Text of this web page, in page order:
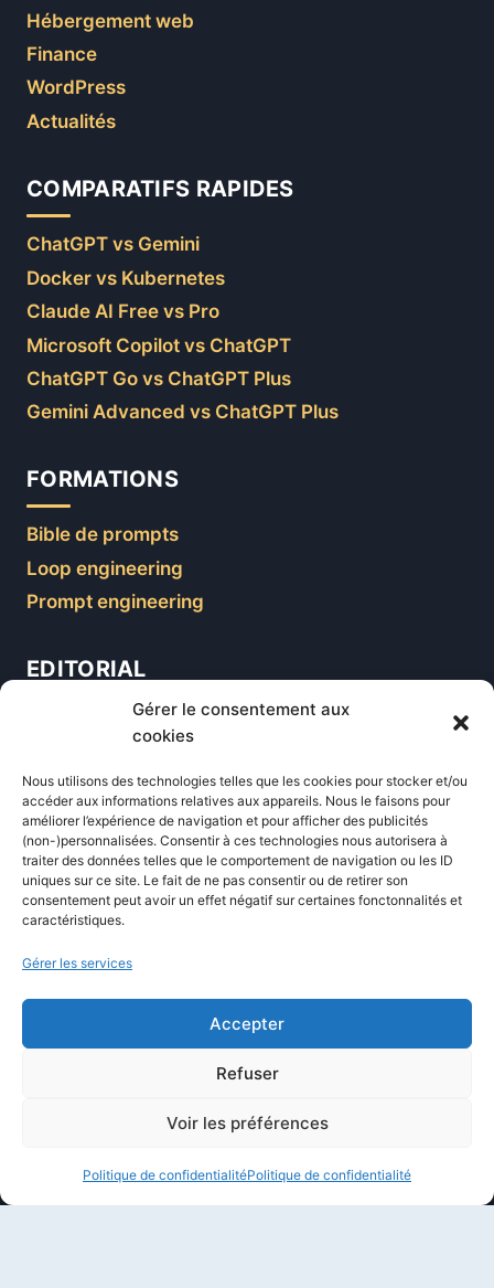
Gérer le consentement aux
cookies
Nous utilisons des technologies telles que les cookies pour stocker et/ou
accéder aux informations relatives aux appareils. Nous le faisons pour
améliorer l’expérience de navigation et pour afficher des publicités
(non-)personnalisées. Consentir à ces technologies nous autorisera à
traiter des données telles que le comportement de navigation ou les ID
uniques sur ce site. Le fait de ne pas consentir ou de retirer son
consentement peut avoir un effet négatif sur certaines fonctonnalités et
caractéristiques.
Gérer les services
Accepter
Refuser
Voir les préférences
Politique de confidentialitéPolitique de confidentialité
Hébergement web
Finance
WordPress
Actualités
COMPARATIFS RAPIDES
ChatGPT vs Gemini
Docker vs Kubernetes
Claude AI Free vs Pro
Microsoft Copilot vs ChatGPT
ChatGPT Go vs ChatGPT Plus
Gemini Advanced vs ChatGPT Plus
FORMATIONS
Bible de prompts
Loop engineering
Prompt engineering
EDITORIAL
Formations
Newsletter
Équipe éditoriale
Politique éditoriale
Méthodologie de test
Transparence et affiliation
CritiquePlus dans les médias
Contactez-nous
À propos de CritiquePlus